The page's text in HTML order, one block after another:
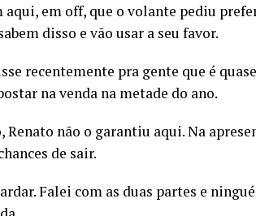
aqui, em off, que o volante pediu
disso e vão usar a seu favor.
recentemente pra gente que é
na venda na metade do ano.
Renato não o garantiu aqui. Na
de sair.
Falei com as duas partes e